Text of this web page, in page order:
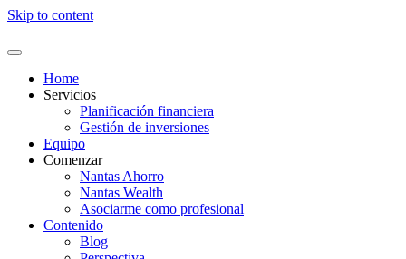
Skip to content
Home
Servicios
Planificación financiera
Gestión de inversiones
Equipo
Comenzar
Nantas Ahorro
Nantas Wealth
Asociarme como profesional
Contenido
Blog